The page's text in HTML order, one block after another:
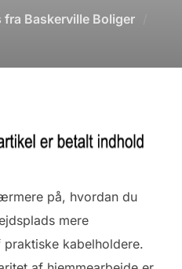
Baskerville Boliger
på, hvordan du
mere
kabelholdere.